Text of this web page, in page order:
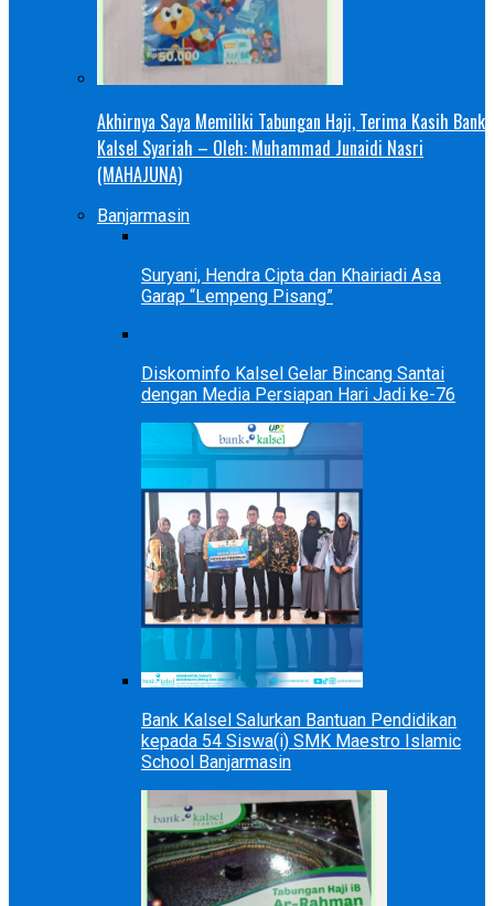
Akhirnya Saya Memiliki Tabungan Haji, Terima Kasih Bank
Kalsel Syariah – Oleh: Muhammad Junaidi Nasri
(MAHAJUNA)
Banjarmasin
Suryani, Hendra Cipta dan Khairiadi Asa
Garap “Lempeng Pisang”
Diskominfo Kalsel Gelar Bincang Santai
dengan Media Persiapan Hari Jadi ke-76
Bank Kalsel Salurkan Bantuan Pendidikan
kepada 54 Siswa(i) SMK Maestro Islamic
School Banjarmasin